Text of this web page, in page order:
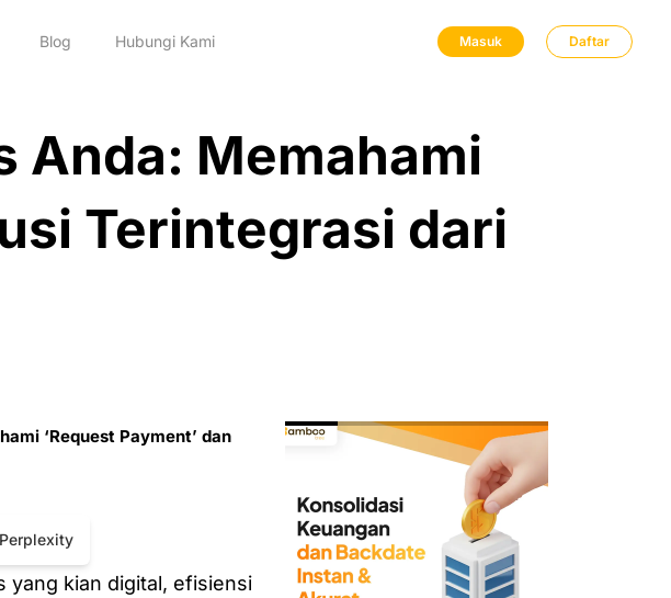
Blog Hubungi Kami Masuk Daftar
Anda: Memahami
Terintegrasi dari
‘Request Payment’ dan
Perplexity
yang kian digital, efisiensi